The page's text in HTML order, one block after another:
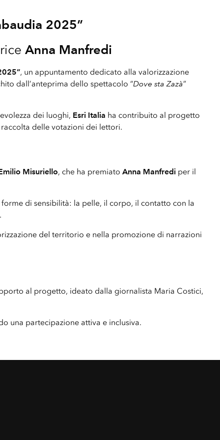
2025”
Anna Manfredi
, un appuntamento dedicato alla valorizzazione
dall’anteprima dello spettacolo “Dove sta Zazà”
dei luoghi, Esri Italia ha contribuito al progetto
delle votazioni dei lettori.
Misuriello, che ha premiato Anna Manfrediper il
di sensibilità: la pelle, il corpo, il contatto con la
del territorio e nella promozione di narrazioni
al progetto, ideato dalla giornalista Maria Costici,
una partecipazione attiva e inclusiva.